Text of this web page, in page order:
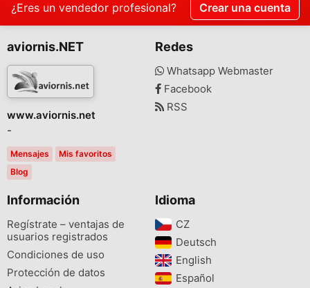
¿Eres un vendedor profesional? Crear una cuenta
aviornis.NET
www.aviornis.net
-
Mensajes
Mis favoritos
Blog
Redes
Whatsapp Webmaster
Facebook
RSS
Información
Regístrate – ventajas de
usuarios registrados
Condiciones de uso
Protección de datos
Idioma
CZ‎
Deutsch‎
English‎
Español‎